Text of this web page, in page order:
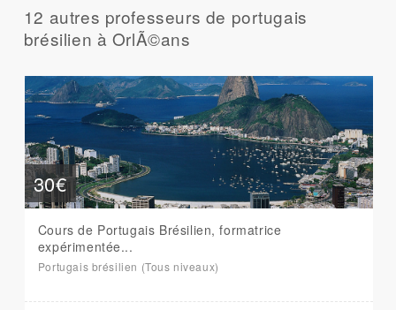
12 autres professeurs de portugais
brésilien à OrlÃ©ans
30€
Cours de Portugais Brésilien, formatrice
expérimentée...
Portugais brésilien (Tous niveaux)